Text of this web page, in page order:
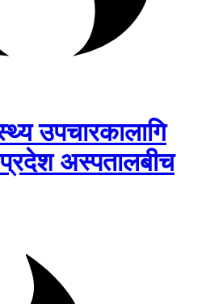
उपचारकालागि
अस्पतालबीच